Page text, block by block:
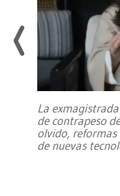
La
de contrapeso
olvido, reformas
de nuevas